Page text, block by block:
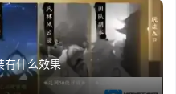
有什么效果